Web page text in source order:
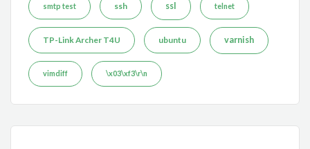
smtp test ssh ssl telnet
TP-Link Archer T4U ubuntu varnish
vimdiff \x03\xf3\r\n